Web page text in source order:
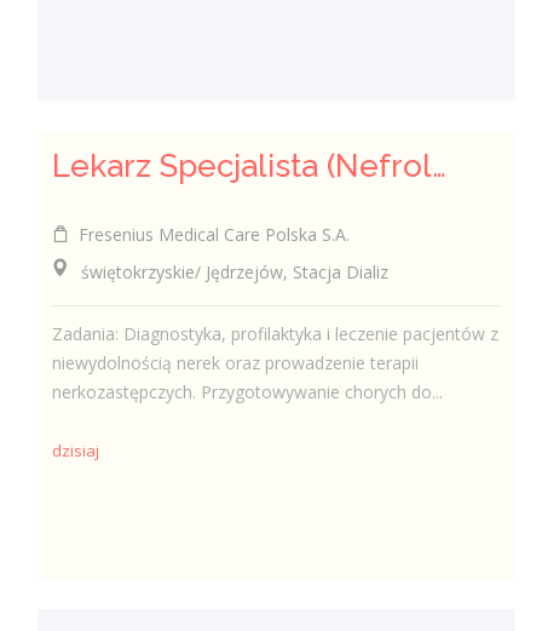
Lekarz Specjalista (Nefrolog / Internista) (K/M/N)
Fresenius Medical Care Polska S.A.
świętokrzyskie/ Jędrzejów, Stacja Dializ
Zadania: Diagnostyka, profilaktyka i leczenie pacjentów z
niewydolnością nerek oraz prowadzenie terapii
nerkozastępczych. Przygotowywanie chorych do...
dzisiaj